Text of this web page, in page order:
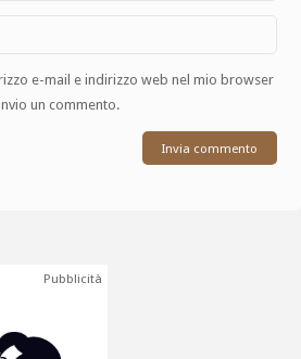
e-mail e indirizzo web nel mio browser
un commento.
Pubblicità